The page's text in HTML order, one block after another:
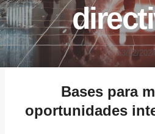
13/12/
Bases para
oportunidades